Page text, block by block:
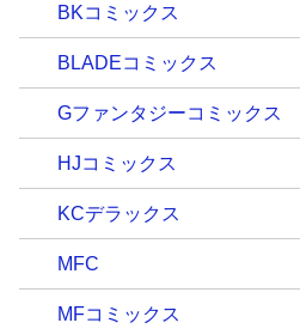
BKコミックス
BLADEコミックス
Gファンタジーコミックス
HJコミックス
KCデラックス
MFC
MFコミックス